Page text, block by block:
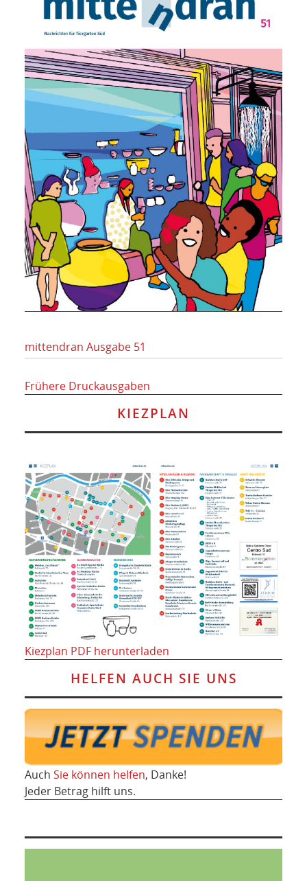
mittendran Ausgabe 51
Frühere Druckausgaben
KIEZPLAN
Kiezplan PDF herunterladen
HELFEN AUCH SIE UNS
Auch Sie können helfen, Danke!
Jeder Betrag hilft uns.